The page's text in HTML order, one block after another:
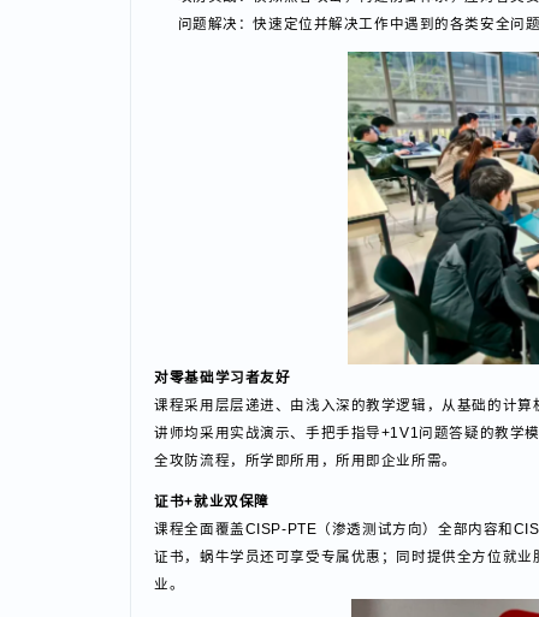
通过系统化训练，全面提升四大能力：
漏洞挖掘：独立挖掘Web、系统、AI漏洞，出具安
攻防实战：模拟黑客攻击，构建防御体系，应对各
问题解决：快速定位并解决工作中遇到的各类安全
对零基础学习者友好
课程采用层层递进、由浅入深的教学逻辑，从基础的
讲师均采用实战演示、手把手指导+1V1问题答疑的教
全攻防流程，所学即所用，所用即企业所需。